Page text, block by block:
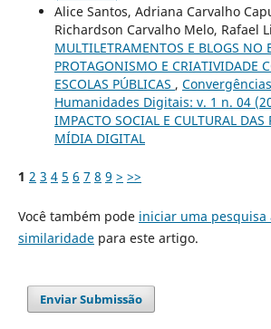
Alice Santos, Adriana Carvalho
Richardson Carvalho Melo, Rafael
MULTILETRAMENTOS E BLOGS NO
PROTAGONISMO E CRIATIVIDADE
ESCOLAS PÚBLICAS ,
Humanidades Digitais: v. 1 n. 04
IMPACTO SOCIAL E CULTURAL DAS
MÍDIA DIGITAL
1 2 3 4 5 6 7 8 9 > >>
Você também pode iniciar uma pesquisa
similaridadepara este artigo.
Enviar Submissão